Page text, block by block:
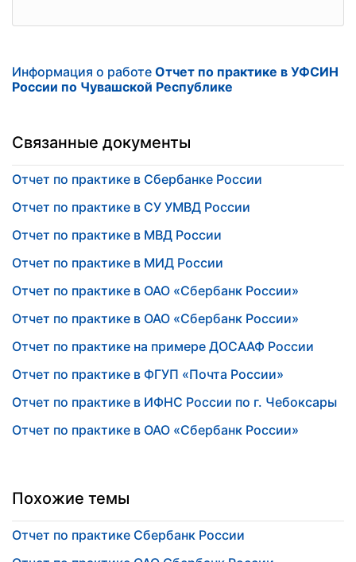
Информация о работе Отчет по практике в УФСИН
России по Чувашской Республике
Связанные документы
Отчет по практике в Сбербанке России
Отчет по практике в СУ УМВД России
Отчет по практике в МВД России
Отчет по практике в МИД России
Отчет по практике в ОАО «Сбербанк России»
Отчет по практике в ОАО «Сбербанк России»
Отчет по практике на примере ДОСААФ России
Отчет по практике в ФГУП «Почта России»
Отчет по практике в ИФНС России по г. Чебоксары
Отчет по практике в ОАО «Сбербанк России»
Похожие темы
Отчет по практике Сбербанк России